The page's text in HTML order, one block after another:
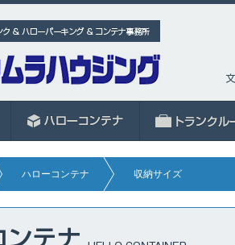
ハローコンテナ 収納サイズ